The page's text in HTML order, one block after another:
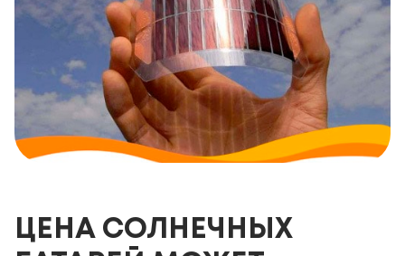
ЦЕНА СОЛНЕЧНЫХ